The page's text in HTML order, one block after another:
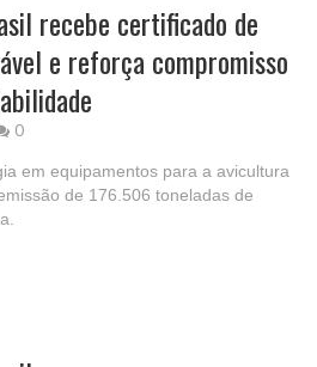
recebe certificado de
e reforça compromisso
0
em equipamentos para a avicultura
de 176.506 toneladas de